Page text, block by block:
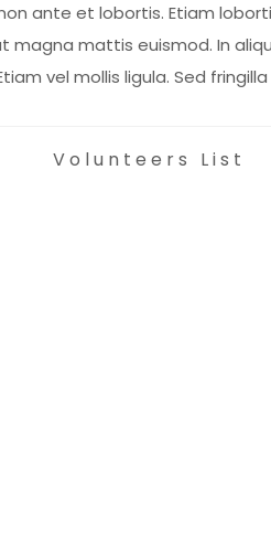
ante et lobortis. Etiam
magna mattis euismod. In
vel mollis ligula. Sed
Volunteers List